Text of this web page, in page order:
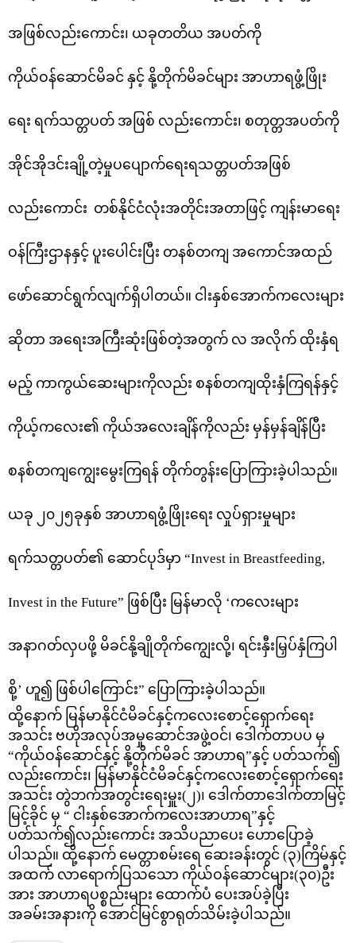
အဖြစ်လည်းကောင်း၊ ယခုတတိယ အပတ်ကို
ကိုယ်ဝန်ဆောင်မိခင် နှင့် နို့တိုက်မိခင်များ အာဟာရဖွံ့ဖြိုး
ရေး ရက်သတ္တပတ် အဖြစ် လည်းကောင်း၊ စတုတ္တအပတ်ကို
အိုင်အိုဒင်းချို့တဲ့မှုပပျောက်ရေးရသတ္တပတ်အဖြစ်
လည်းကောင်း တစ်နိုင်ငံလုံးအတိုင်းအတာဖြင့် ကျန်းမာရေး
ဝန်ကြီးဌာနနှင့် ပူးပေါင်းပြီး တနစ်တကျ အကောင်အထည်
ဖော်ဆောင်ရွက်လျက်ရှိပါတယ်။ ငါးနှစ်အောက်ကလေးများ
ဆိုတာ အရေးအကြီးဆုံးဖြစ်တဲ့အတွက် လ အလိုက် ထိုးနှံရ
မည့် ကာကွယ်ဆေးများကိုလည်း စနစ်တကျထိုးနှံကြရန်နှင့်
ကိုယ့်ကလေး၏ ကိုယ်အလေးချိန်ကိုလည်း မှန်မှန်ချိန်ပြီး
စနစ်တကျကျွေးမွေးကြရန် တိုက်တွန်းပြောကြားခဲ့ပါသည်။
ယခု ၂၀၂၅ခုနှစ် အာဟာရဖွံ့ဖြိုးရေး လှုပ်ရှားမှုများ
ရက်သတ္တပတ်၏ ဆောင်ပုဒ်မှာ “Invest in Breastfeeding,
Invest in the Future” ဖြစ်ပြီး မြန်မာလို ‘ကလေးများ
အနာဂတ်လှပဖို့ မိခင်နို့ချိုတိုက်ကျွေးလို့၊ ရင်းနှီးမြှပ်နှံကြပါ
စို့’ ဟူ၍ ဖြစ်ပါကြောင်း” ပြောကြားခဲ့ပါသည်။
ထို့နောက် မြန်မာနိုင်ငံမိခင်နှင့်ကလေးစောင့်ရှောက်ရေး
အသင်း ဗဟိုအလုပ်အမှုဆောင်အဖွဲ့ဝင်၊ ဒေါက်တာပပ မှ
“ကိုယ်ဝန်ဆောင်နှင့် နို့တိုက်မိခင် အာဟာရ”နှင့် ပတ်သက်၍
လည်းကောင်း၊ မြန်မာနိုင်ငံမိခင်နှင့်ကလေးစောင့်ရှောက်ရေး
အသင်း တွဲဘက်အတွင်းရေးမှူး(၂)၊ ဒေါက်တာဒေါက်တာမြင့်
မြင့်ခိုင် မှ “ ငါးနှစ်အောက်ကလေးအာဟာရ”နှင့်
ပတ်သက်၍လည်းကောင်း အသိပညာပေး ဟောပြောခဲ့
ပါသည်။ ထို့နောက် မေတ္တာစမ်းရေ ဆေးခန်းတွင် (၃)ကြိမ်နှင့်
အထက် လာရောက်ပြသသော ကိုယ်ဝန်ဆောင်များ(၃၀)ဦး
အား အာဟာရပစ္စည်းများ ထောက်ပံ ပေးအပ်ခဲ့ပြီး
အခမ်းအနားကို အောင်မြင်စွာရုတ်သိမ်းခဲ့ပါသည်။